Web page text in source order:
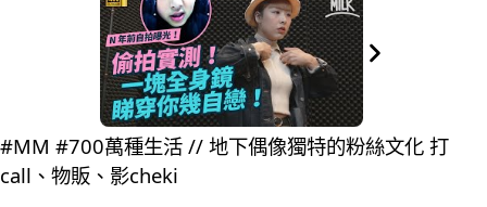
#MM #700萬種生活 // 地下偶像獨特的粉絲文化 打
call、物販、影cheki